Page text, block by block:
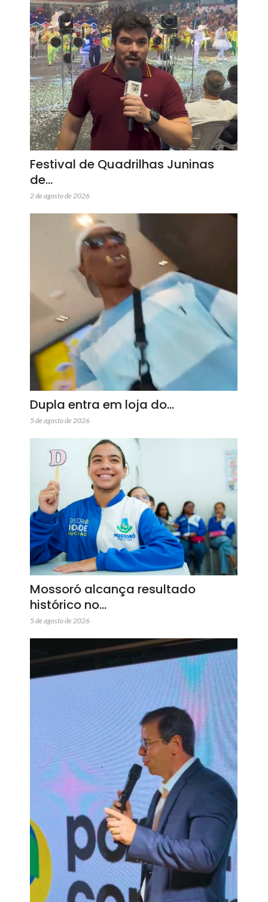
Festival de Quadrilhas Juninas
de…
2 de agosto de 2026
Dupla entra em loja do…
5 de agosto de 2026
Mossoró alcança resultado
histórico no…
5 de agosto de 2026